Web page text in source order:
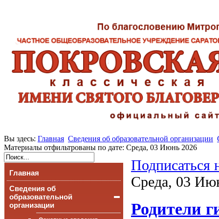
Вы здесь: Главная Сведения об образовательной организации
Материалы отфильтрованы по дате: Среда, 03 Июнь 2026
Главная
Сведения об
образовательной
организации
Подписаться
Среда, 03
Родители